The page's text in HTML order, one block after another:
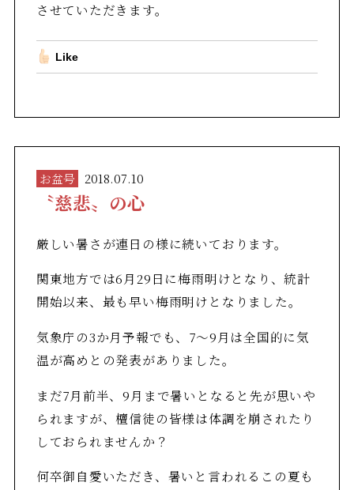
させていただきます。
Like
お盆号 2018.07.10
〝慈悲〟の心
厳しい暑さが連日の様に続いております。
関東地方では6月29日に梅雨明けとなり、統計
開始以来、最も早い梅雨明けとなりました。
気象庁の3か月予報でも、7～9月は全国的に気
温が高めとの発表がありました。
まだ7月前半、9月まで暑いとなると先が思いや
られますが、檀信徒の皆様は体調を崩されたり
しておられませんか？
何卒御自愛いただき、暑いと言われるこの夏も